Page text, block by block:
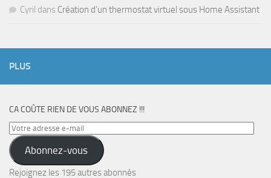
Cyril dans Création d’un thermostat virtuel sous Home Assistant
PLUS
CA COÛTE RIEN DE VOUS ABONNEZ !!!
Votre
adresse
e-
mail
Abonnez-vous
Rejoignez les 195 autres abonnés